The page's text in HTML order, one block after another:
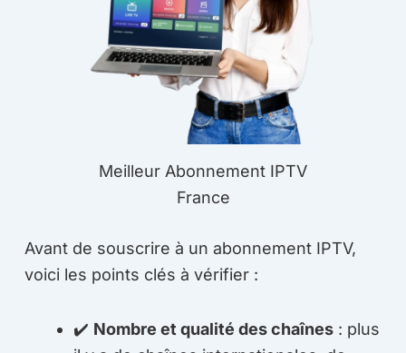
Meilleur Abonnement IPTV
France
Avant de souscrire à un abonnement IPTV,
voici les points clés à vérifier :
✔️ Nombre et qualité des chaînes : plus